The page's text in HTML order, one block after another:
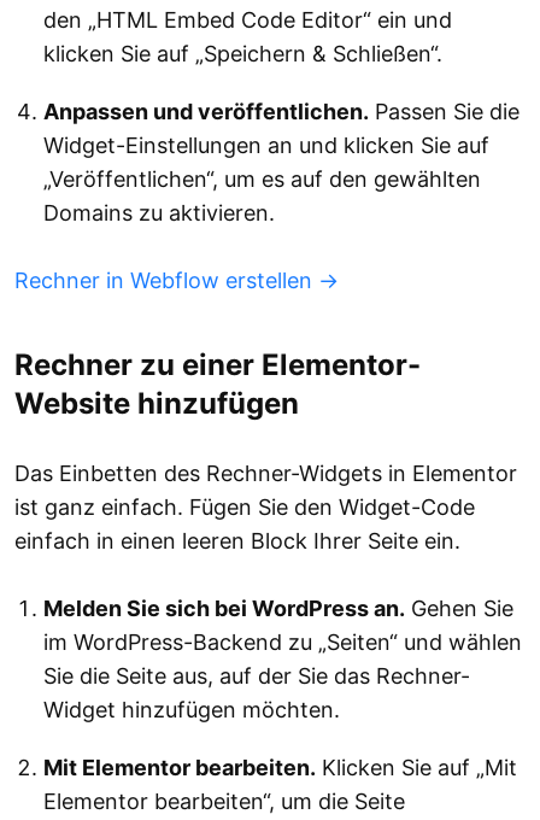
den „HTML Embed Code Editor“ ein und
klicken Sie auf „Speichern & Schließen“.
Anpassen und veröffentlichen. Passen Sie die
Widget-Einstellungen an und klicken Sie auf
„Veröffentlichen“, um es auf den gewählten
Domains zu aktivieren.
Rechner in Webflow erstellen →
Rechner zu einer Elementor-
Website hinzufügen
Das Einbetten des Rechner-Widgets in Elementor
ist ganz einfach. Fügen Sie den Widget-Code
einfach in einen leeren Block Ihrer Seite ein.
Melden Sie sich bei WordPress an. Gehen Sie
im WordPress-Backend zu „Seiten“ und wählen
Sie die Seite aus, auf der Sie das Rechner-
Widget hinzufügen möchten.
Mit Elementor bearbeiten. Klicken Sie auf „Mit
Elementor bearbeiten“, um die Seite